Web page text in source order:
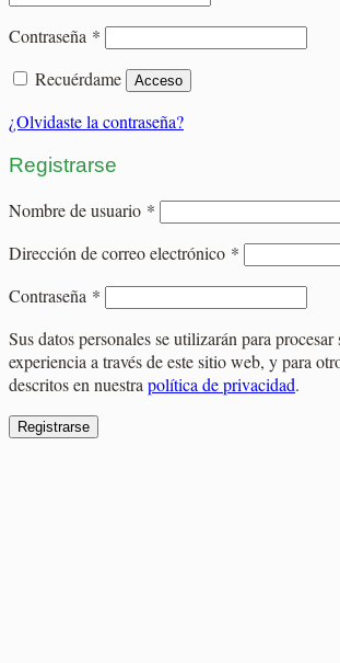
Contraseña * Obligatorio
Recuérdame
Acceso
¿Olvidaste la contraseña?
Registrarse
Nombre de usuario * Obligatorio
Dirección de correo electrónico * Obligatorio
Contraseña * Obligatorio
Sus datos personales se utilizarán para
experiencia a través de este sitio web, y para
descritos en nuestra política de privacidad.
Registrarse